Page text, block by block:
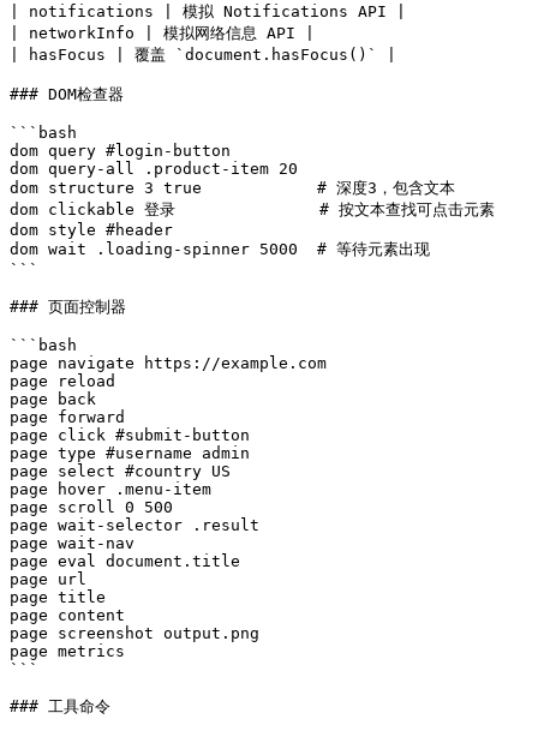
| notifications | 模拟 Notifications API |
| networkInfo | 模拟网络信息 API |
| hasFocus | 覆盖 `document.hasFocus()` |
### DOM检查器
```bash
dom query #login-button
dom query-all .product-item 20
dom structure 3 true            # 深度3，包含文本
dom clickable 登录               # 按文本查找可点击元素
dom style #header
dom wait .loading-spinner 5000  # 等待元素出现
```
### 页面控制器
```bash
page navigate https://example.com
page reload
page back
page forward
page click #submit-button
page type #username admin
page select #country US
page hover .menu-item
page scroll 0 500
page wait-selector .result
page wait-nav
page eval document.title
page url
page title
page content
page screenshot output.png
page metrics
```
### 工具命令